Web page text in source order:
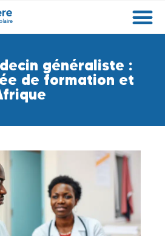
généraliste :
de formation et